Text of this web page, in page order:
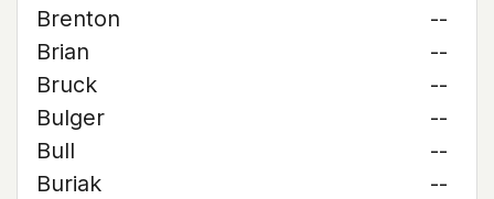
Brenton
--
Brian
--
Bruck
--
Bulger
--
Bull
--
Buriak
--